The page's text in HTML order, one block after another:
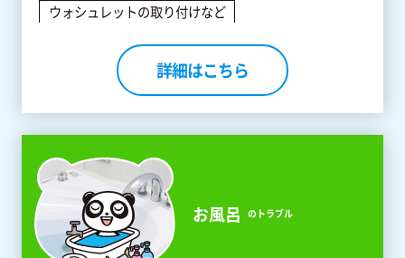
ウォシュレットの取り付けなど
詳細はこちら
お風呂 のトラブル